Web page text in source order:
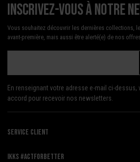
Inscrivez-vous à notre
Vous souhaitez découvrir les dernières collections,
avant-première, mais aussi être alerté(e) de nos
En renseignant votre adresse e-mail ci-
accord pour recevoir nos newsletters.
SERVICE CLIENT
IKKS #ACTFORBETTER